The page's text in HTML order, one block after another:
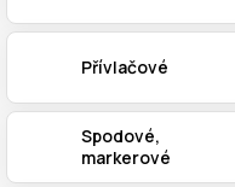
Přívlačové
Spodové,
markerové